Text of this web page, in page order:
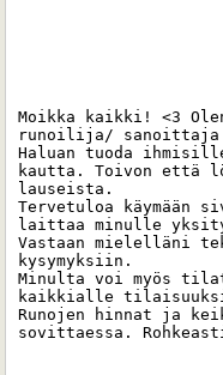
Moikka kaikki! <3
runoilija/ sanoittaja
Haluan tuoda
kautta. Toivon että
lauseista.
Tervetuloa käymään
laittaa minulle
Vastaan mielelläni
kysymyksiin.
Minulta voi myös
kaikkialle
Runojen hinnat ja
sovittaessa.